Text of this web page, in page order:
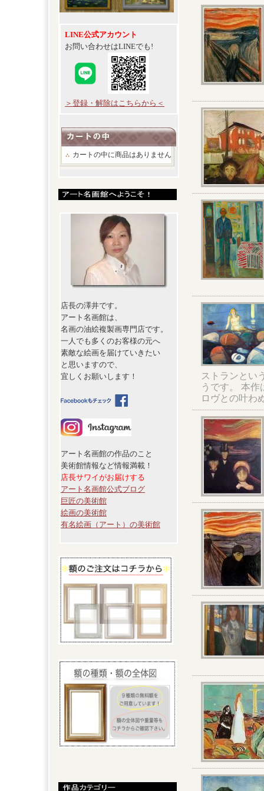
LINE公式アカウント
お問い合わせはLINEでも!
＞登録・解除はこちらから＜
カートの中に商品はありません
店長の澤井です。
アート名画館は、
名画の油絵複製画専門店です。
一人でも多くのお客様の元へ
素敵な絵画を届けていきたい
と思いますので、
宜しくお願いします！
アート名画館の作品のこと
美術館情報など情報満載！
店長サワイがお届けする
アート名画館公式ブログ
巨匠の美術館
絵画の美術館
有名絵画（アート）の美術館
ストランとい
うです。 本
ロヴとの叶わ